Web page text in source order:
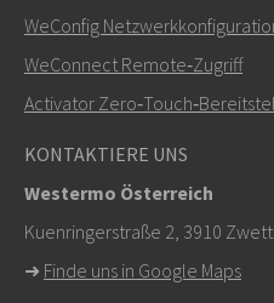
+46 16 42 80 00
info@westermo.com
Bei Supportanfragen,hier
Support zu kontaktieren
WeConfig
WeConnect Remote‑Zugriff
Activator
KONTAKTIERE UNS
Westermo Österreich
Kuenringerstraße 2, 3910 Zwettl
➜ Finde uns in Google Maps